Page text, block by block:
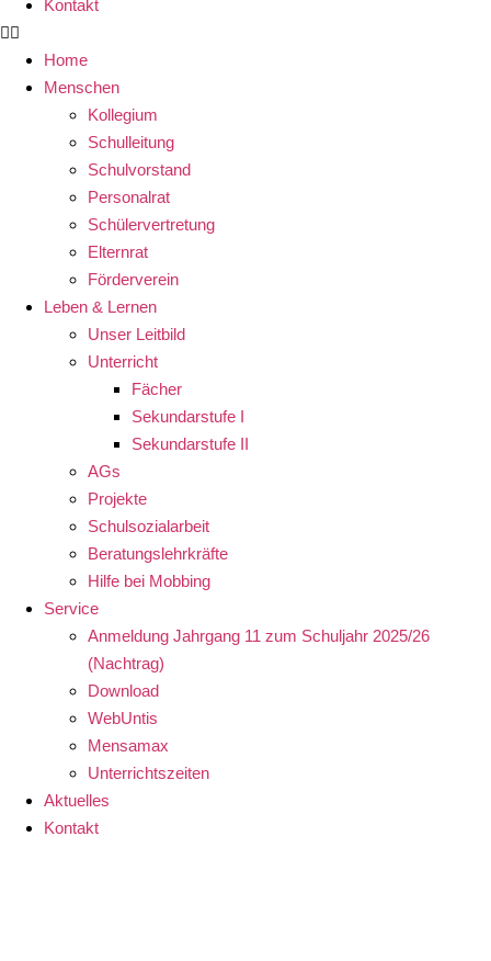
Kontakt
Home
Menschen
Kollegium
Schulleitung
Schulvorstand
Personalrat
Schülervertretung
Elternrat
Förderverein
Leben & Lernen
Unser Leitbild
Unterricht
Fächer
Sekundarstufe I
Sekundarstufe II
AGs
Projekte
Schulsozialarbeit
Beratungslehrkräfte
Hilfe bei Mobbing
Service
Anmeldung Jahrgang 11 zum Schuljahr 2025/26
(Nachtrag)
Download
WebUntis
Mensamax
Unterrichtszeiten
Aktuelles
Kontakt